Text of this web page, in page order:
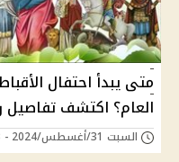
متى يبدأ احتفال
العام؟ اكتشف تفاصيل
السبت 31/أغسطس/2024 - 06:53 م